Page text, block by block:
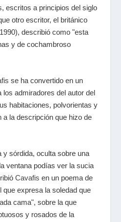
escritos a principios del siglo
otro escritor, el británico
describió como "esta
y de cochambroso
se ha convertido en un
los admiradores del autor del
habitaciones, polvorientas y
a la descripción que hizo de
y sórdida, oculta sobre una
ventana podías ver la sucia
Cavafis en un poema de
que expresa la soledad que
cama", sobre la que
y rosados de la